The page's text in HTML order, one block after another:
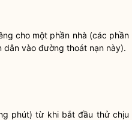
cho một phần nhà (các phần
dẫn vào đường thoát nạn này).
phút) từ khi bắt đầu thử chịu